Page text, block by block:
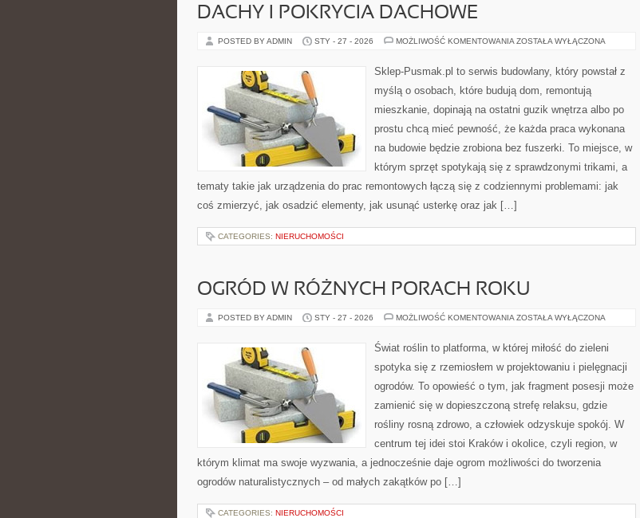
DACHY I POKRYCIA DACHOWE
POSTED BY ADMIN STY - 27 - 2026 MOŻLIWOŚĆ KOMENTOWANIA DACHY
DACHOWE
ZOSTAŁA WYŁĄCZONA
Sklep-Pusmak.pl to serwis budowlany, który powstał z
myślą o osobach, które budują dom, remontują
mieszkanie, dopinają na ostatni guzik wnętrza albo po
prostu chcą mieć pewność, że każda praca wykonana
na budowie będzie zrobiona bez fuszerki. To miejsce, w
którym sprzęt spotykają się z sprawdzonymi trikami, a
tematy takie jak urządzenia do prac remontowych łączą się z codziennymi problemami: jak
coś zmierzyć, jak osadzić elementy, jak usunąć usterkę oraz jak […]
CATEGORIES: NIERUCHOMOŚCI
OGRÓD W RÓŻNYCH PORACH ROKU
POSTED BY ADMIN STY - 27 - 2026 MOŻLIWOŚĆ KOMENTOWANIA OGRÓD
PORACH
ROKU
ZOSTAŁA WYŁĄCZONA
Świat roślin to platforma, w której miłość do zieleni
spotyka się z rzemiosłem w projektowaniu i pielęgnacji
ogrodów. To opowieść o tym, jak fragment posesji może
zamienić się w dopieszczoną strefę relaksu, gdzie
rośliny rosną zdrowo, a człowiek odzyskuje spokój. W
centrum tej idei stoi Kraków i okolice, czyli region, w
którym klimat ma swoje wyzwania, a jednocześnie daje ogrom możliwości do tworzenia
ogrodów naturalistycznych – od małych zakątków po […]
CATEGORIES: NIERUCHOMOŚCI